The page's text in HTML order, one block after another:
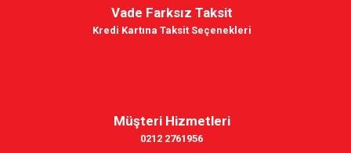
Vade Farksız Taksit
Kredi Kartına Taksit Seçenekleri
Müşteri Hizmetleri
0212 2761956